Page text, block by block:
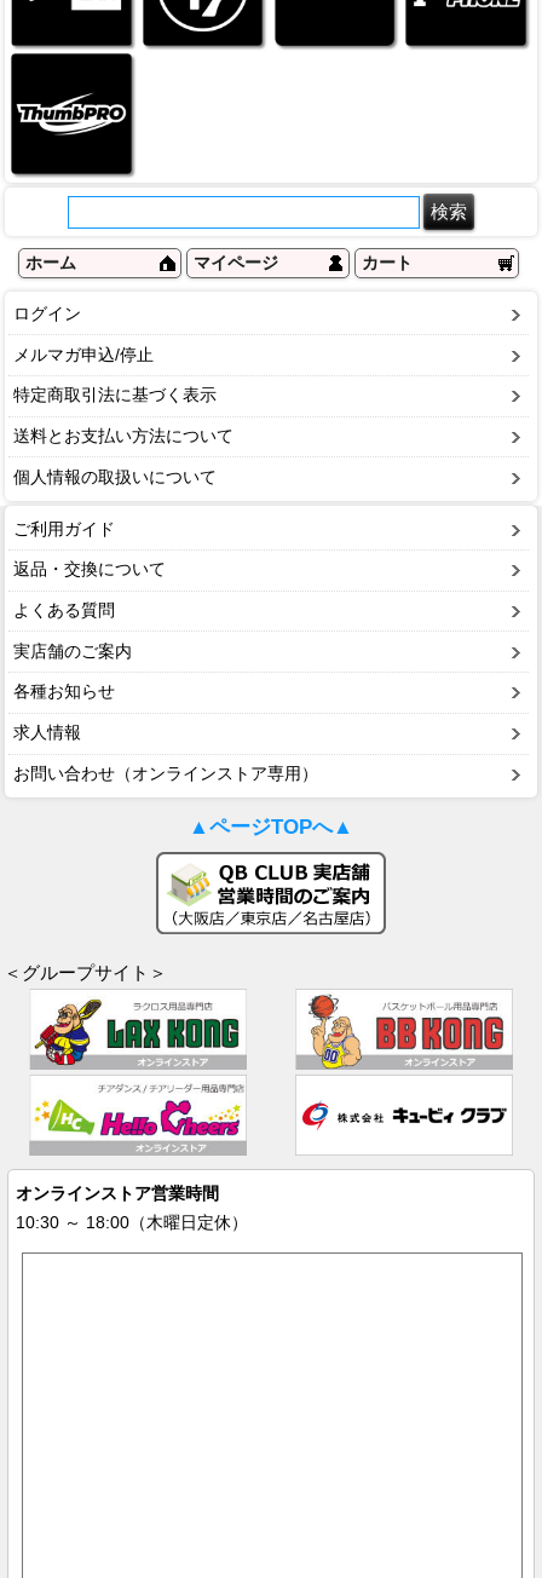
ホーム マイページ カート
ログイン
メルマガ申込/停止
特定商取引法に基づく表示
送料とお支払い方法について
個人情報の取扱いについて
ご利用ガイド
返品・交換について
よくある質問
実店舗のご案内
各種お知らせ
求人情報
お問い合わせ（オンラインストア専用）
▲ページTOPへ▲
＜グループサイト＞
オンラインストア営業時間
10:30 ～ 18:00（木曜日定休）